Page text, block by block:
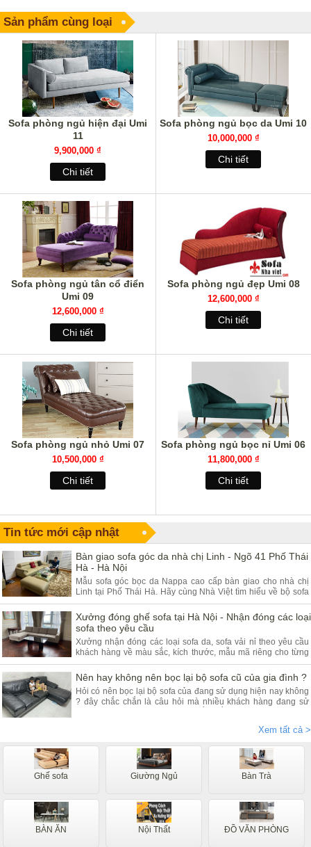
Sản phẩm cùng loại
Sofa phòng ngủ hiện đại Umi
11
9,900,000 ₫
Chi tiết
Sofa phòng ngủ bọc da Umi 10
10,000,000 ₫
Chi tiết
Sofa phòng ngủ tân cổ điển
Umi 09
12,600,000 ₫
Chi tiết
Sofa phòng ngủ đẹp Umi 08
12,600,000 ₫
Chi tiết
Sofa phòng ngủ nhỏ Umi 07
10,500,000 ₫
Chi tiết
Sofa phòng ngủ bọc nỉ Umi 06
11,800,000 ₫
Chi tiết
Tin tức mới cập nhật
Bàn giao sofa góc da nhà chị Linh - Ngõ 41 Phố Thái
Hà - Hà Nội
Mẫu sofa góc bọc da Nappa cao cấp bàn giao cho nhà chị
Linh tại Phố Thái Hà. Hãy cùng Nhà Việt tìm hiểu về bộ sofa
góc da và ưu điểm của sản phẩm.
Xưởng đóng ghế sofa tại Hà Nội - Nhận đóng các loại
sofa theo yêu cầu
Xưởng nhận đóng các loại sofa da, sofa vải nỉ theo yêu cầu
khách hàng về màu sắc, kích thước, mẫu mã riêng cho từng
khách hàng. Quý khách đang có nhu cầu tìm xưởng sofa hãy
tham khảo bài viết dưới đây.
Nên hay không nên bọc lại bộ sofa cũ của gia đình ?
Hỏi có nên bọc lại bộ sofa của đang sử dụng hiện nay không
? đây chắc chắn là câu hỏi mà nhiều khách hàng đang sử
Xem tất cả >
Ghế sofa Giường Ngủ Bàn Trà
BÀN ĂN Nội Thất ĐỒ VĂN PHÒNG